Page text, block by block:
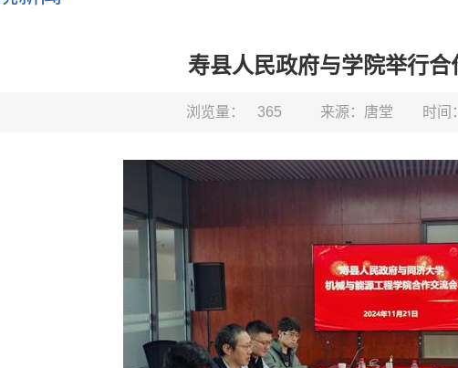
寿县人民政府与学院举行合
浏览量： 365 来源：唐堂 时间